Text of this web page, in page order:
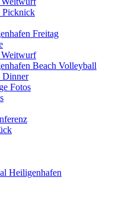
Picknick
Freitag
Beach Volleyball
Dinner
Fotos
Heiligenhafen